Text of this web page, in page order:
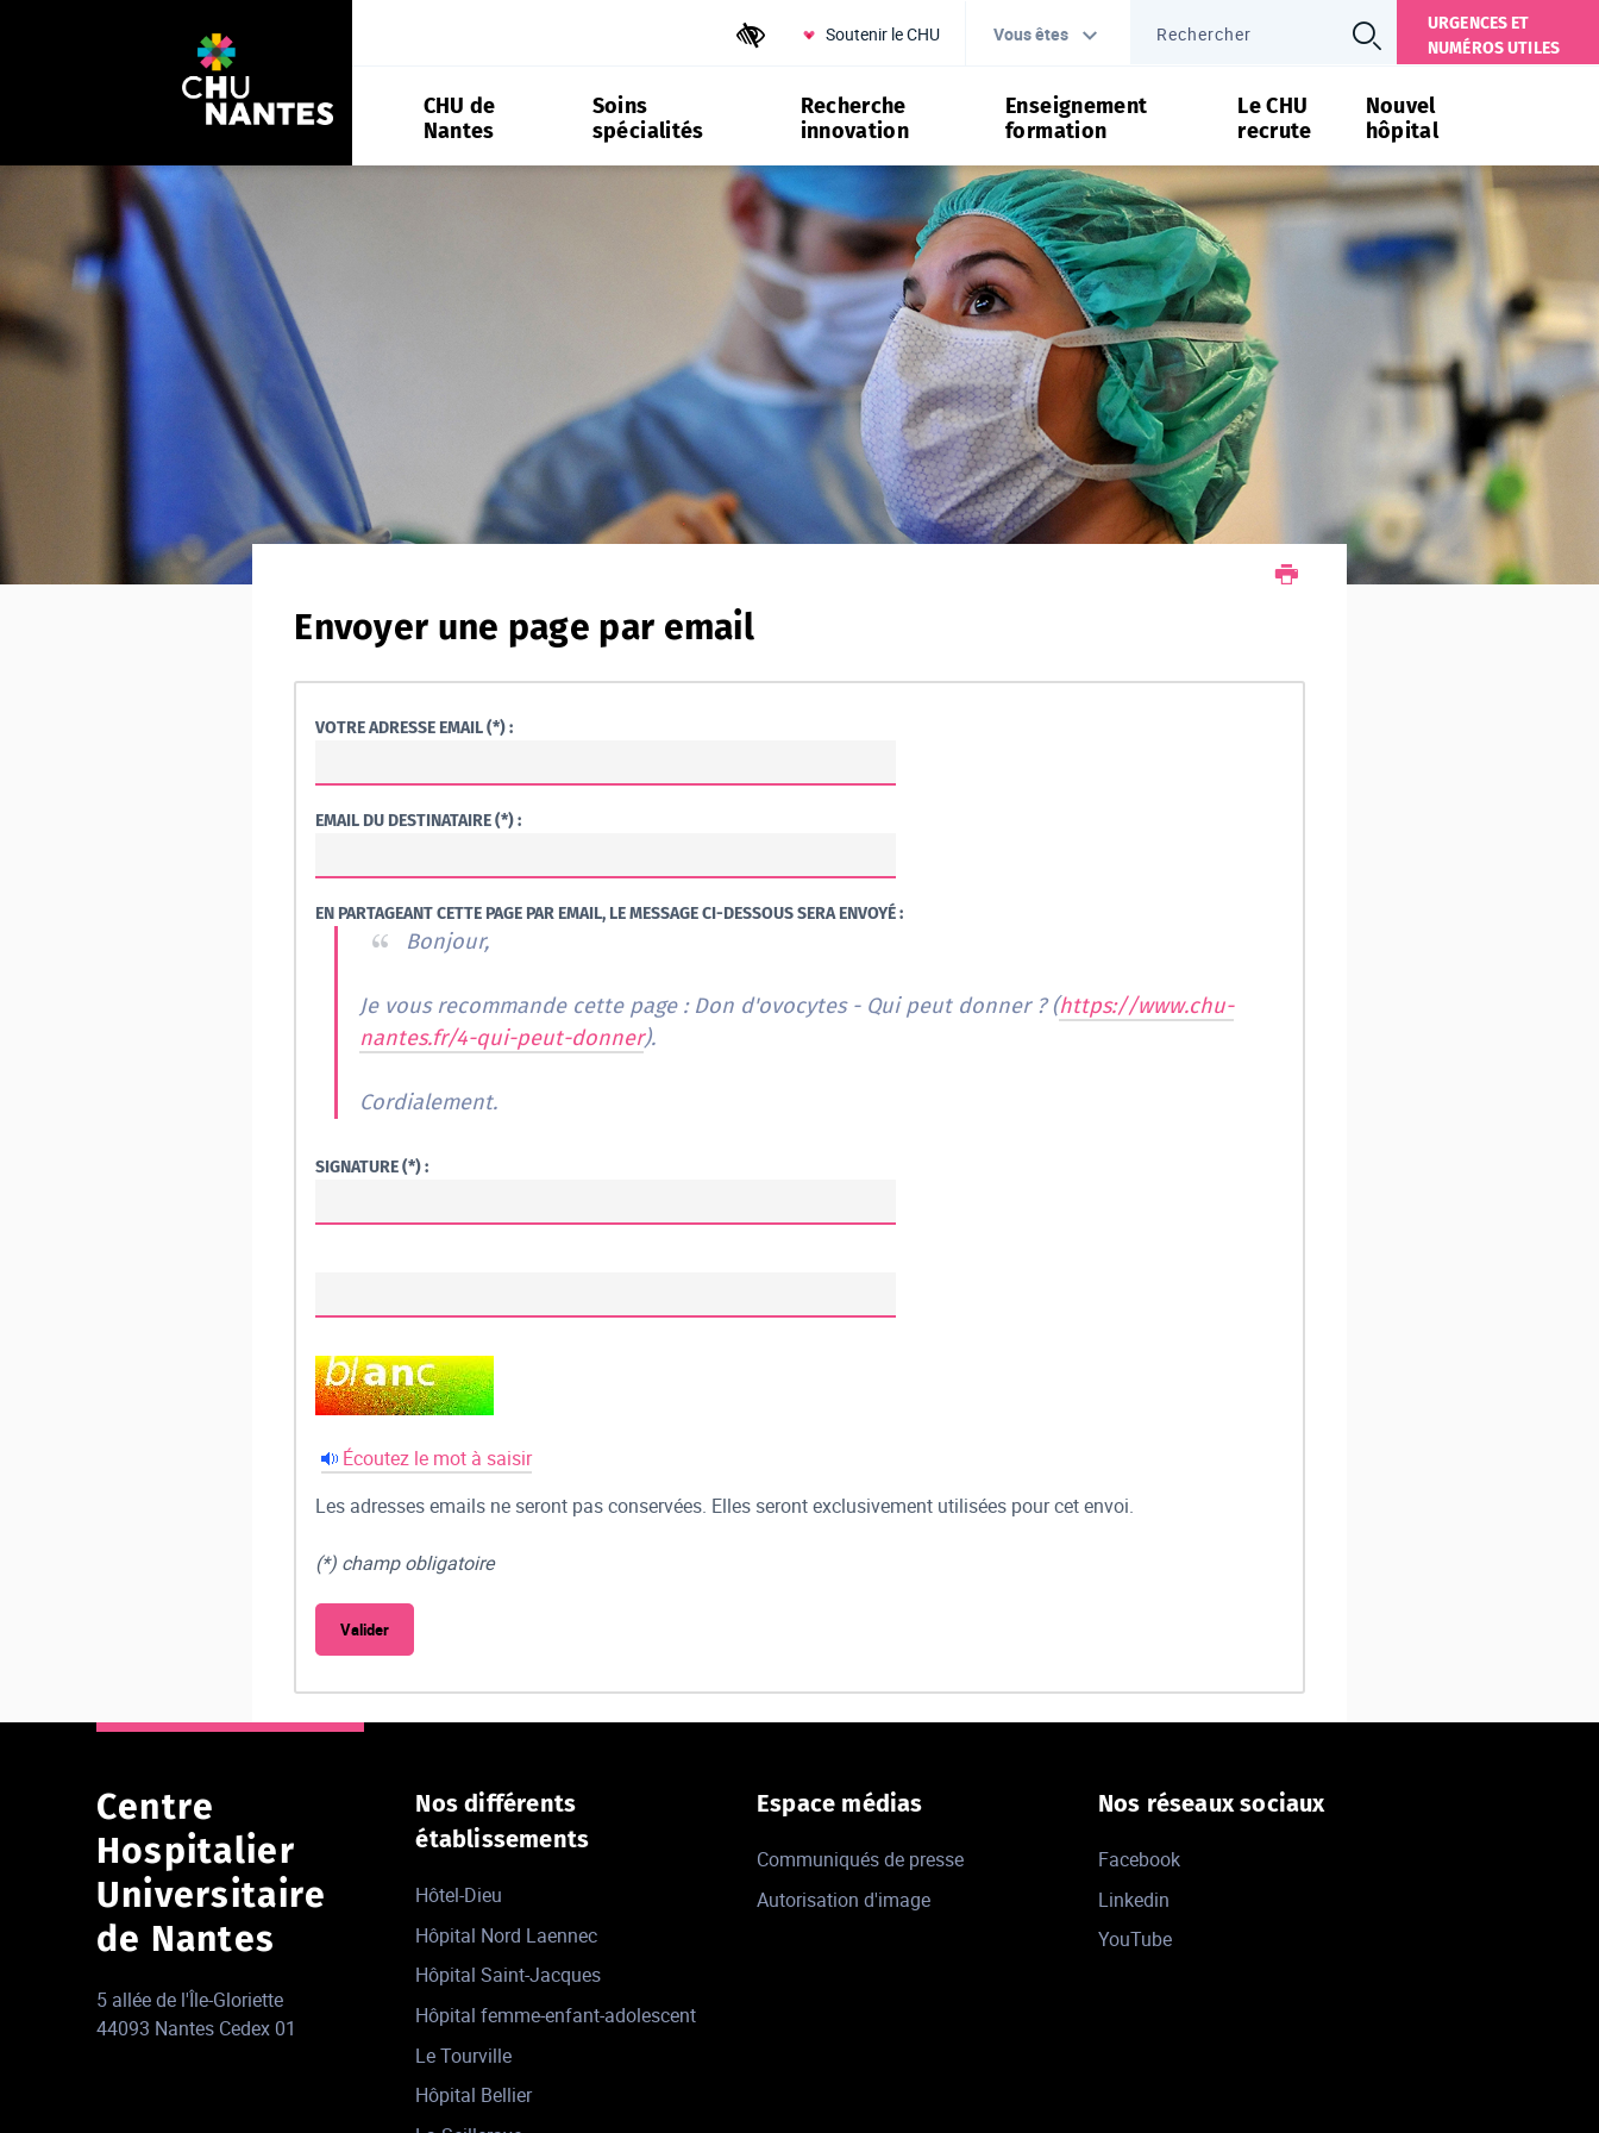
Outils d'accessibilité
Soutenir le CHU Vous êtes
URGENCES ET
NUMÉROS UTILES
CHU de
Nantes
Soins
spécialités
Recherche
innovation
Enseignement
formation
Le CHU
recrute
Nouvel
hôpital
Envoyer une page par email
VOTRE ADRESSE EMAIL (*) :
EMAIL DU DESTINATAIRE (*) :
EN PARTAGEANT CETTE PAGE PAR EMAIL, LE MESSAGE CI-DESSOUS SERA ENVOYÉ :
Bonjour,
Je vous recommande cette page : Don d'ovocytes - Qui peut donner ? (https://www.chu-
nantes.fr/4-qui-peut-donner).
Cordialement.
SIGNATURE (*) :
Écoutez le mot à saisir
Les adresses emails ne seront pas conservées. Elles seront exclusivement utilisées pour cet envoi.
(*) champ obligatoire
Centre
Hospitalier
Universitaire
de Nantes
5 allée de l'Île-Gloriette
44093 Nantes Cedex 01
Nos différents
établissements
Hôtel-Dieu
Hôpital Nord Laennec
Hôpital Saint-Jacques
Hôpital femme-enfant-adolescent
Le Tourville
Hôpital Bellier
Espace médias
Communiqués de presse
Autorisation d'image
Nos réseaux sociaux
Facebook
Linkedin
YouTube